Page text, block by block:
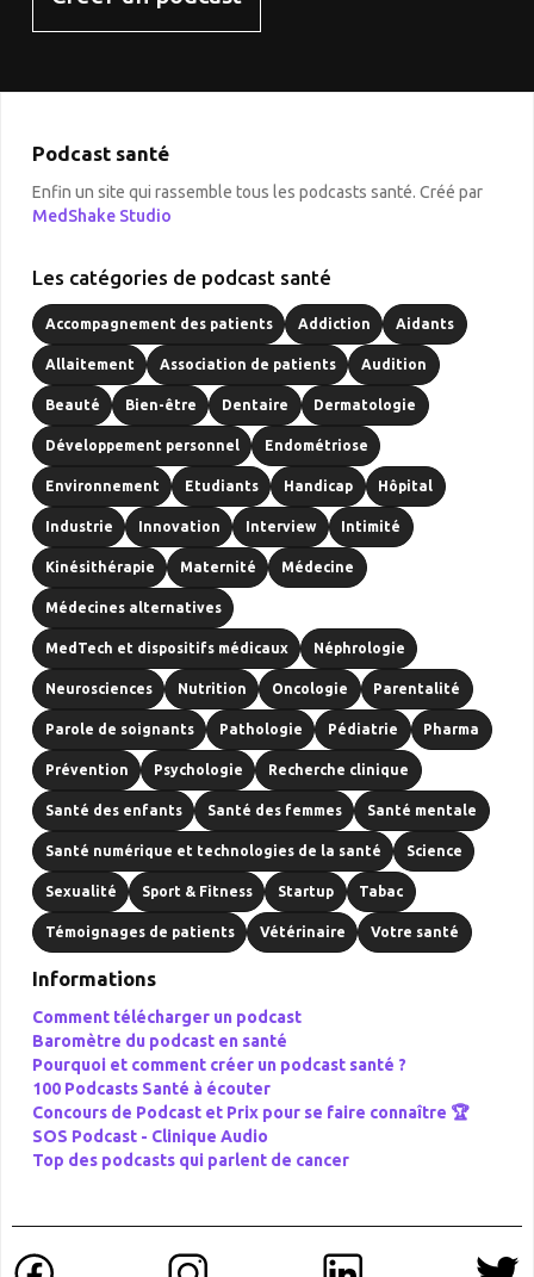
Podcast santé
Enfin un site qui rassemble tous les podcasts santé. Créé par
MedShake Studio
Les catégories de podcast santé
Accompagnement des patients Addiction Aidants
Allaitement Association de patients Audition
Beauté Bien-être Dentaire Dermatologie
Développement personnel Endométriose
Environnement Etudiants Handicap Hôpital
Industrie Innovation Interview Intimité
Kinésithérapie Maternité Médecine
Médecines alternatives
MedTech et dispositifs médicaux Néphrologie
Neurosciences Nutrition Oncologie Parentalité
Parole de soignants Pathologie Pédiatrie Pharma
Prévention Psychologie Recherche clinique
Santé des enfants Santé des femmes Santé mentale
Santé numérique et technologies de la santé Science
Sexualité Sport & Fitness Startup Tabac
Témoignages de patients Vétérinaire Votre santé
Informations
Comment télécharger un podcast
Baromètre du podcast en santé
Pourquoi et comment créer un podcast santé ?
100 Podcasts Santé à écouter
Concours de Podcast et Prix pour se faire connaître 🏆
SOS Podcast - Clinique Audio
Top des podcasts qui parlent de cancer